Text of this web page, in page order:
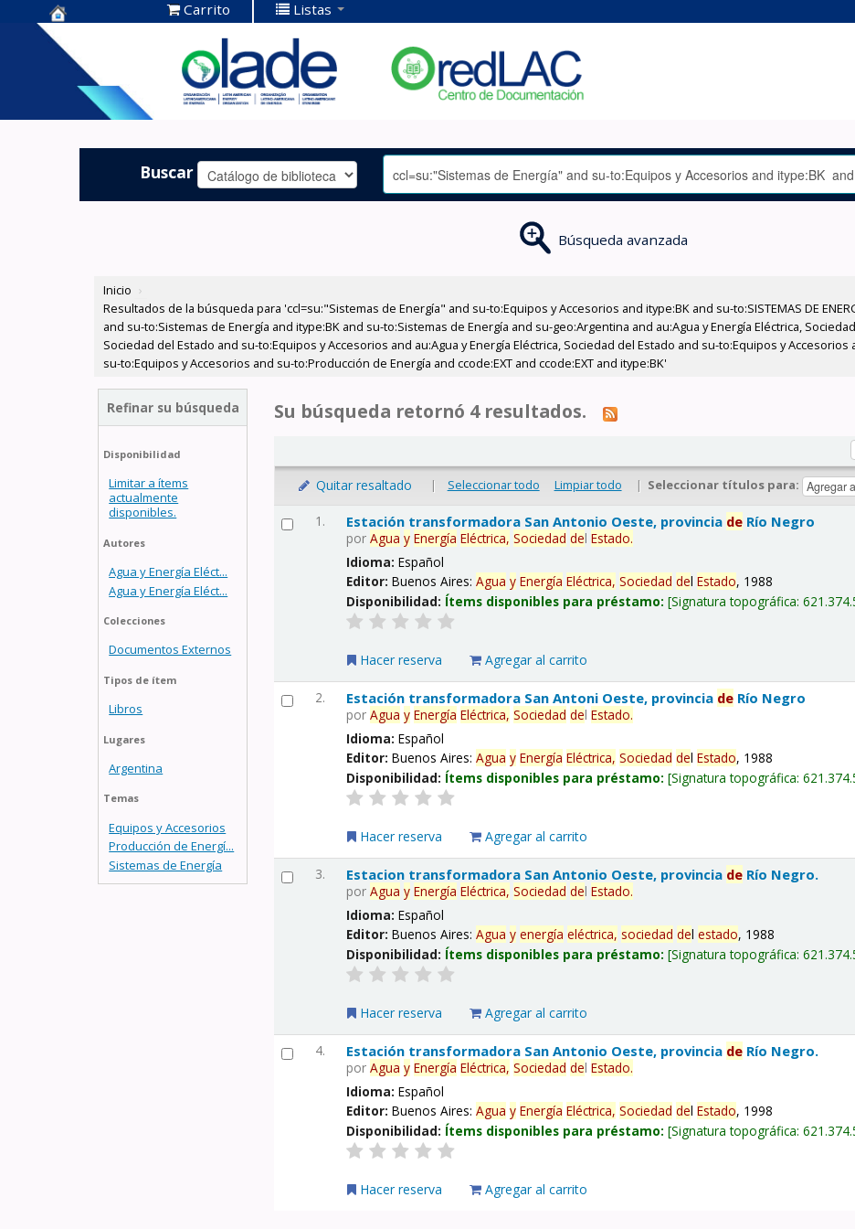
Centro de
Documentación
OLADE -
Carrito Listas
Buscar
Búsqueda avanzada
Inicio ›
Resultados de la búsqueda para 'ccl=su:"Sistemas de Energía" and su-to:Equipos y Accesorios and itype:BK and su-to:SISTEMAS DE
and su-to:Sistemas de Energía and itype:BK and su-to:Sistemas de Energía and su-geo:Argentina and au:Agua y Energía Eléctrica,
Sociedad del Estado and su-to:Equipos y Accesorios and au:Agua y Energía Eléctrica, Sociedad del Estado and su-to:Equipos y
su-to:Equipos y Accesorios and su-to:Producción de Energía and ccode:EXT and ccode:EXT and itype:BK'
Refinar su búsqueda
Disponibilidad
Limitar a ítems
actualmente
disponibles.
Autores
Agua y Energía Eléct...
Agua y Energía Eléct...
Colecciones
Documentos Externos
Tipos de ítem
Libros
Lugares
Argentina
Temas
Equipos y Accesorios
Producción de Energí...
Sistemas de Energía
Su búsqueda retornó 4 resultados.
Quitar resaltado | Seleccionar todo Limpiar todo | Seleccionar títulos para:
1. Estación transformadora San Antonio Oeste, provincia de Río Negro
porAgua y Energía Eléctrica, Sociedad delEstado.
Idioma:Español
Editor:Buenos Aires:Agua y Energía Eléctrica, Sociedad delEstado, 1988
Disponibilidad: Ítems disponibles para préstamo: Signatura topográfica:
Hacer reserva Agregar al carrito
2. Estación transformadora San Antoni Oeste, provincia de Río Negro
porAgua y Energía Eléctrica, Sociedad delEstado.
Idioma:Español
Editor:Buenos Aires:Agua y Energía Eléctrica, Sociedad delEstado, 1988
Disponibilidad: Ítems disponibles para préstamo: Signatura topográfica:
Hacer reserva Agregar al carrito
3. Estacion transformadora San Antonio Oeste, provincia de Río Negro.
porAgua y Energía Eléctrica, Sociedad delEstado.
Idioma:Español
Editor:Buenos Aires:Agua y energía eléctrica, sociedad delestado, 1988
Disponibilidad: Ítems disponibles para préstamo: Signatura topográfica:
Hacer reserva Agregar al carrito
4. Estación transformadora San Antonio Oeste, provincia de Río Negro.
porAgua y Energía Eléctrica, Sociedad delEstado.
Idioma:Español
Editor:Buenos Aires:Agua y Energía Eléctrica, Sociedad delEstado, 1998
Disponibilidad: Ítems disponibles para préstamo: Signatura topográfica:
Hacer reserva Agregar al carrito